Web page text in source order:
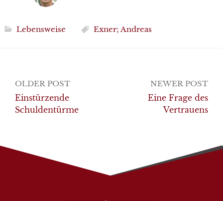
Lebensweise Exner; Andreas
Post
navigation
OLDER POST
Einstürzende
Schuldentürme
NEWER POST
Eine Frage des
Vertrauens